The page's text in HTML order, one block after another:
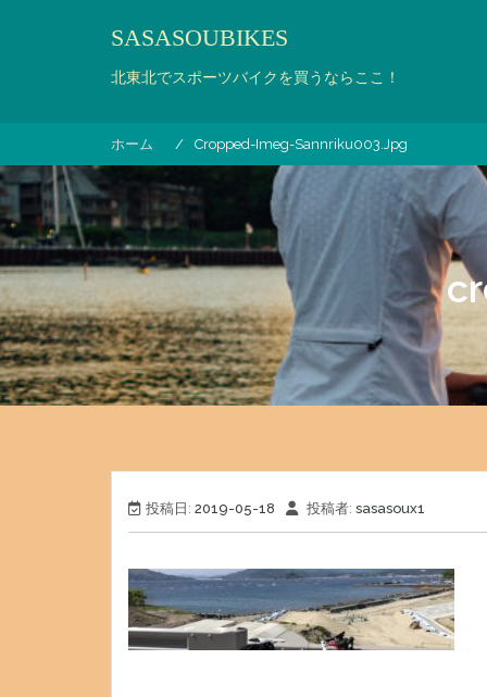
キ
ッ
プ
SASASOUBIKES
北東北でスポーツバイクを買うならここ！
ホーム Cropped-Imeg-Sannriku003.jpg
投稿日: 2019-05-18 投稿者: sasasoux1